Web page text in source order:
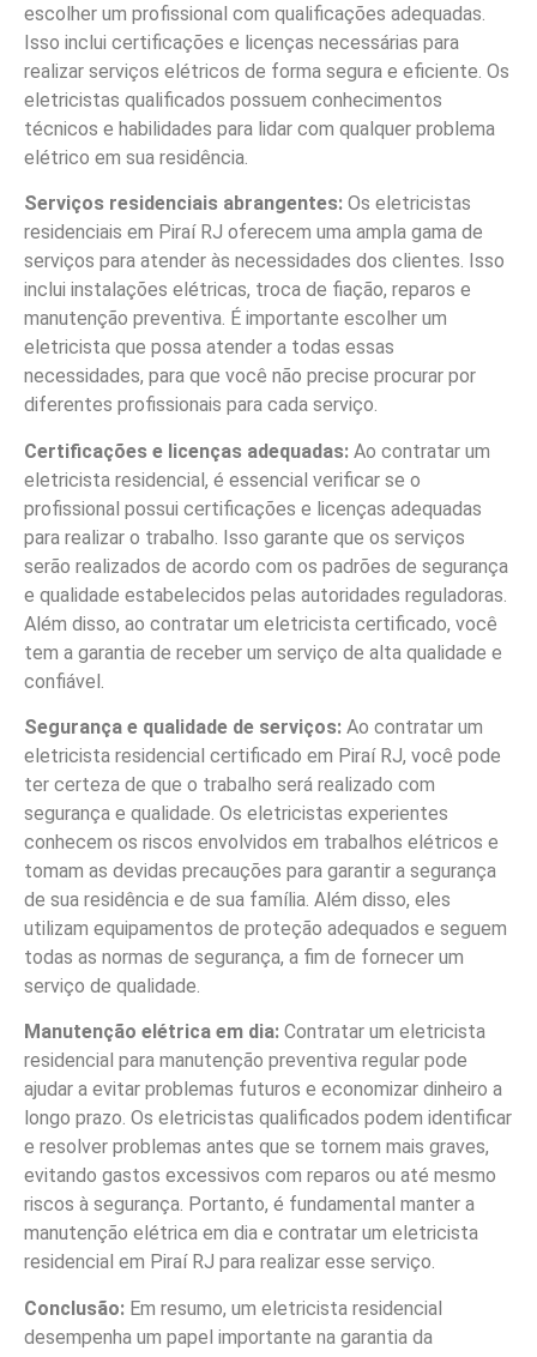
escolher um profissional com qualificações adequadas.
Isso inclui certificações e licenças necessárias para
realizar serviços elétricos de forma segura e eficiente. Os
eletricistas qualificados possuem conhecimentos
técnicos e habilidades para lidar com qualquer problema
elétrico em sua residência.
Serviços residenciais abrangentes: Os eletricistas
residenciais em Piraí RJ oferecem uma ampla gama de
serviços para atender às necessidades dos clientes. Isso
inclui instalações elétricas, troca de fiação, reparos e
manutenção preventiva. É importante escolher um
eletricista que possa atender a todas essas
necessidades, para que você não precise procurar por
diferentes profissionais para cada serviço.
Certificações e licenças adequadas: Ao contratar um
eletricista residencial, é essencial verificar se o
profissional possui certificações e licenças adequadas
para realizar o trabalho. Isso garante que os serviços
serão realizados de acordo com os padrões de segurança
e qualidade estabelecidos pelas autoridades reguladoras.
Além disso, ao contratar um eletricista certificado, você
tem a garantia de receber um serviço de alta qualidade e
confiável.
Segurança e qualidade de serviços: Ao contratar um
eletricista residencial certificado em Piraí RJ, você pode
ter certeza de que o trabalho será realizado com
segurança e qualidade. Os eletricistas experientes
conhecem os riscos envolvidos em trabalhos elétricos e
tomam as devidas precauções para garantir a segurança
de sua residência e de sua família. Além disso, eles
utilizam equipamentos de proteção adequados e seguem
todas as normas de segurança, a fim de fornecer um
serviço de qualidade.
Manutenção elétrica em dia: Contratar um eletricista
residencial para manutenção preventiva regular pode
ajudar a evitar problemas futuros e economizar dinheiro a
longo prazo. Os eletricistas qualificados podem identificar
e resolver problemas antes que se tornem mais graves,
evitando gastos excessivos com reparos ou até mesmo
riscos à segurança. Portanto, é fundamental manter a
manutenção elétrica em dia e contratar um eletricista
residencial em Piraí RJ para realizar esse serviço.
Conclusão: Em resumo, um eletricista residencial
desempenha um papel importante na garantia da